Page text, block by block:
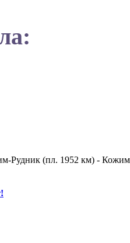
Рудник (пл. 1952 км) -